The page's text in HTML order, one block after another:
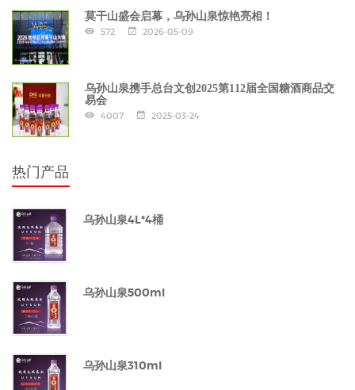
莫干山盛会启幕，乌孙山泉惊艳亮相！
572 2026-05-09
乌孙山泉携手总台文创2025第112届全国糖酒商品交
易会
4007 2025-03-24
热门产品
乌孙山泉4L*4桶
乌孙山泉500ml
乌孙山泉310ml